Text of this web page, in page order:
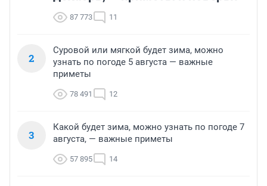
87 773 11
2
Суровой или мягкой будет зима, можно
узнать по погоде 5 августа — важные
приметы
78 491 12
3
Какой будет зима, можно узнать по погоде 7
августа, — важные приметы
57 895 14